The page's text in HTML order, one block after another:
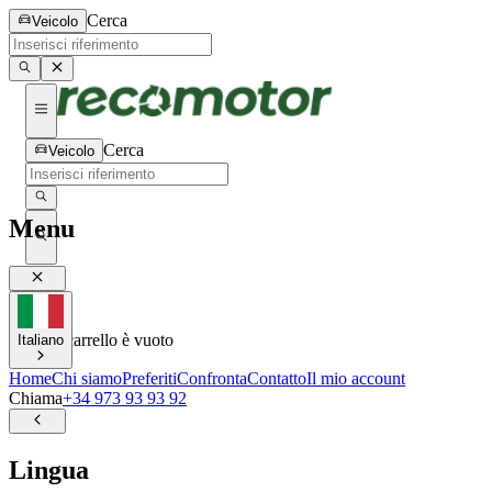
Veicolo Cerca
Veicolo Cerca
0
Il tuo carrello è vuoto
Menu
Italiano
HomeChi siamoPreferitiConfrontaContattoIl mio account
Chiama+34 973 93 93 92
Lingua